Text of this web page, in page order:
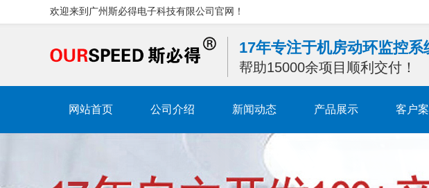
欢迎来到广州斯必得电子科技有限公司官网！
17年专注于机房动环监控系
帮助15000余项目顺利交付！
网站首页 公司介绍 新闻动态 产品展示 客户